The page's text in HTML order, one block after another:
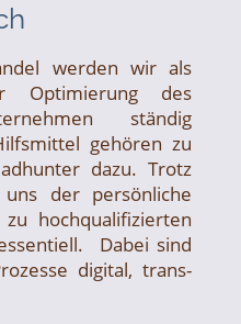
werden wir als
Optimierung des
ständig
gehören zu
dazu. Trotz
der persönliche
hoch­quali­fizierten
Dabei sind
digital, trans­